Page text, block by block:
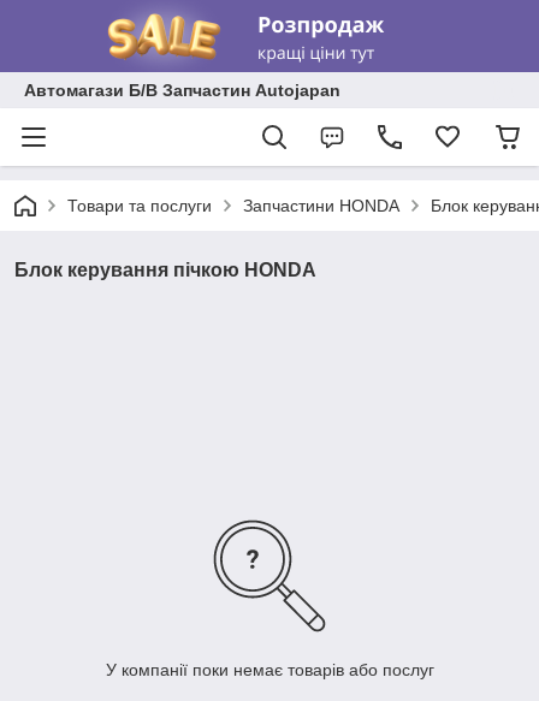
Автомагази Б/В Запчастин Autojapan
Товари та послуги Запчастини HONDA Блок
Блок керування пічкою HONDA
У компанії поки немає товарів або послуг